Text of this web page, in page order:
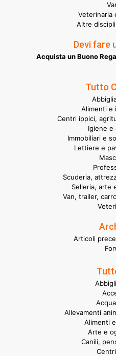
Veterinaria
Altre
Devi fare
Acquista un Buono
Tutto
Alimenti e
Centri ippici,
Igiene e
Immobiliari e
Lettiere e
Scuderia,
Selleria, arte
Van, trailer,
Articoli
Allevamenti
Alimenti
Arte e
Canili,